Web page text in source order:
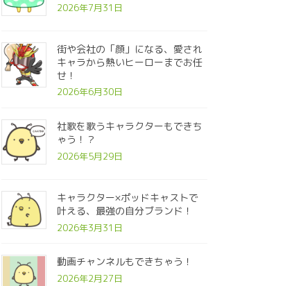
2026年7月31日
街や会社の「顔」になる、愛され
キャラから熱いヒーローまでお任
せ！
2026年6月30日
社歌を歌うキャラクターもできち
ゃう！？
2026年5月29日
キャラクター×ポッドキャストで
叶える、最強の自分ブランド！
2026年3月31日
動画チャンネルもできちゃう！
2026年2月27日